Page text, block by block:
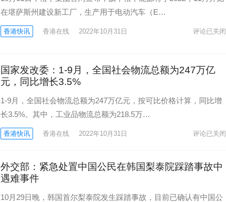
在堪萨斯州建设新工厂，生产用于电动汽车（E…
香港快讯 香港在线 2022年10月31日 评论已关闭
国家发改委：1-9月，全国社会物流总额为247万亿
元，同比增长3.5%
1-9月，全国社会物流总额为247万亿元，按可比价格计算，同比增
长3.5%。其中，工业品物流总额为218.5万…
香港快讯 香港在线 2022年10月31日 评论已关闭
外交部：紧急处置中国公民在韩国梨泰院踩踏事故中
遇难事件
10月29日晚，韩国首尔梨泰院发生踩踏事故，目前已确认有中国公